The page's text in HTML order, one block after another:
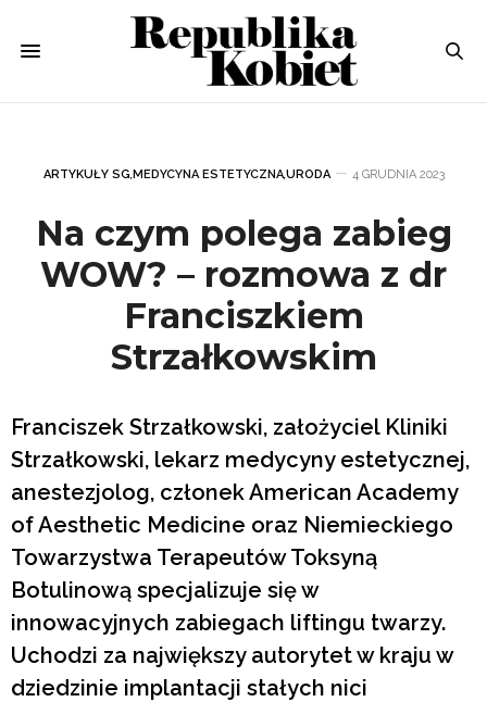
ARTYKUŁY SG,MEDYCYNA ESTETYCZNA,URODA 4 GRUDNIA 2023
Na czym polega zabieg
WOW? – rozmowa z dr
Franciszkiem
Strzałkowskim
Franciszek Strzałkowski, założyciel Kliniki
Strzałkowski, lekarz medycyny estetycznej,
anestezjolog, członek American Academy
of Aesthetic Medicine oraz Niemieckiego
Towarzystwa Terapeutów Toksyną
Botulinową specjalizuje się w
innowacyjnych zabiegach liftingu twarzy.
Uchodzi za największy autorytet w kraju w
dziedzinie implantacji stałych nici